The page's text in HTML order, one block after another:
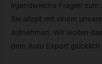
irgendwelche Fragen
Sie allzeit mit einem
aufnehmen. Wir wollen
dem Auto Export glücklich